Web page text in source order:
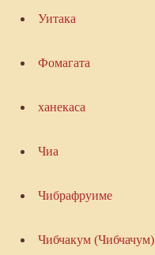
Уитака
Фомагата
ханекаса
Чиа
Чибрафруиме
Чибчакум (Чибчачум)